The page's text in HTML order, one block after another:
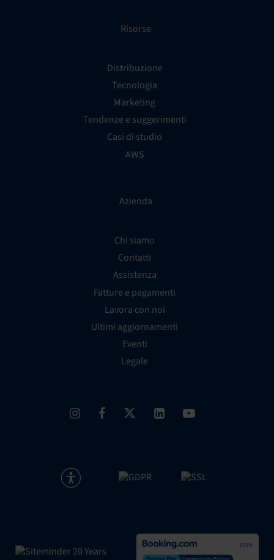
Risorse
Distribuzione
Tecnologia
Marketing
Tendenze e suggerimenti
Casi di studio
AWS
Azienda
Chi siamo
Contatti
Assistenza
Fatture e pagamenti
Lavora con noi
Ultimi aggiornamenti
Eventi
Legale